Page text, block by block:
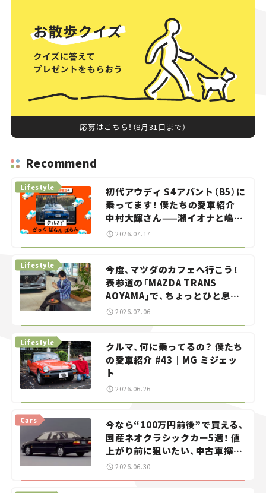
応募はこちら！（8月31日まで）
Recommend
初代アウディ S4アバント（B5）に
乗ってます！ 僕たちの愛車紹介｜
中村大輝さん——瀬イオナと嶋田
智之の「クルマでざっくばらんば
Lifestyle
2026.07.17
今度、マツダのカフェへ行こう！
表参道の「MAZDA TRANS
AOYAMA」で、ちょっとひと息。
——連載｜CCGとクルマでどうす
Lifestyle
2026.07.06
クルマ、何に乗ってるの？ 僕たち
の愛車紹介 #43｜MG ミジェッ
ト
Lifestyle
2026.06.26
今なら“100万円前後”で買える、
国産ネオクラシックカー5選！ 値
上がり前に狙いたい、中古車探し
をお手伝い――ちょっとイケてるマ
Cars
2026.06.30